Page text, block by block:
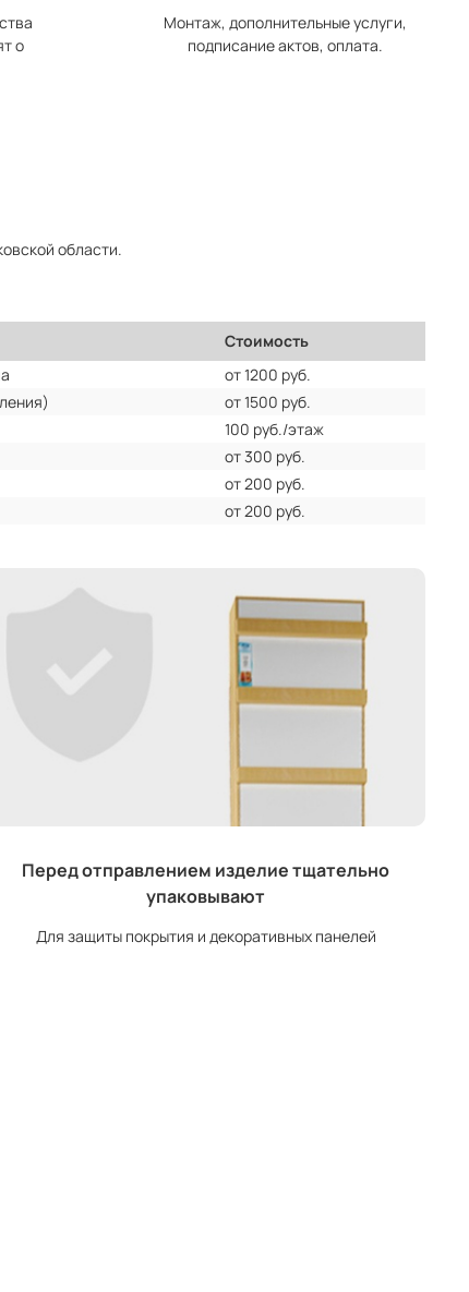
о
Монтаж, дополнительные услуги,
подписание актов, оплата.
области.
Стоимость
от 1200 руб.
от 1500 руб.
100 руб./этаж
от 300 руб.
от 200 руб.
от 200 руб.
Перед отправлением изделие тщательно
упаковывают
Для защиты покрытия и декоративных панелей